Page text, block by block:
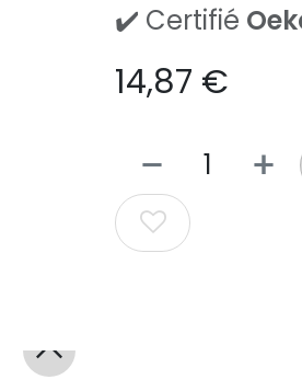
✔️ Certifié
14,87 €